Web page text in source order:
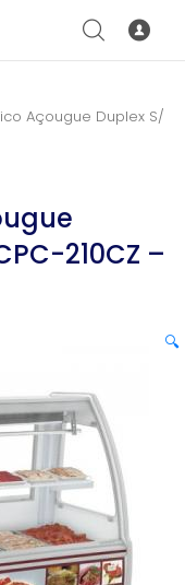
Açougue Duplex S/
210CZ –
🔍